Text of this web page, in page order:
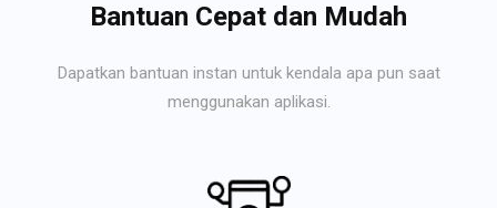
Bantuan Cepat dan Mudah
Dapatkan bantuan instan untuk kendala apa pun saat
menggunakan aplikasi.